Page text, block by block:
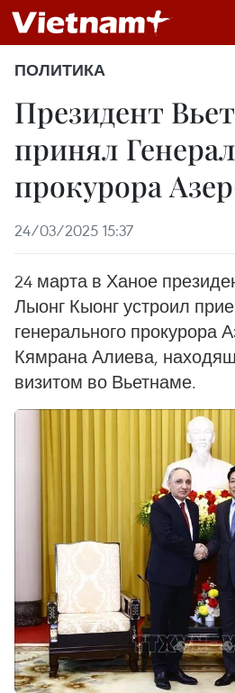
ПОЛИТИКА
Президент
принял
прокурора
24/03/2025 15:37
24 марта в Ханое
Лыонг Кыонг устроил
генерального прокурора
Кямрана Алиева,
визитом во Вьетнаме.